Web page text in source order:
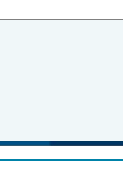
qual
les comunalitats